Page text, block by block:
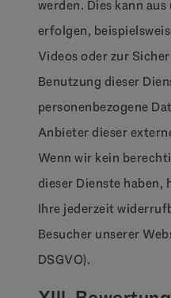
werden. Dies kann
erfolgen,
Videos oder zur
Benutzung dieser
personenbezogene
Anbieter dieser
Wenn wir kein
dieser Dienste haben,
Ihre jederzeit
Besucher unserer
DSGVO).